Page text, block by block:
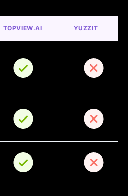
TOPVIEW.AI YUZZIT